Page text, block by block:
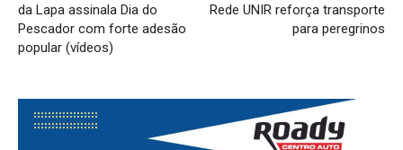
da Lapa assinala Dia do
Pescador com forte adesão
popular (vídeos)
Rede UNIR reforça transporte
para peregrinos